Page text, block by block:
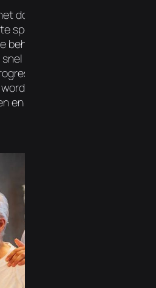
doel om de oorzaak van
sporen en de symptomen
behandelingen liggen dicht
mogelijk resultaat te
de functie te
de negatieve vicieuze
en kan de genezing